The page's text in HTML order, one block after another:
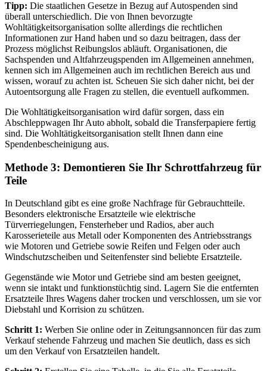
Tipp: Die staatlichen Gesetze in Bezug auf Autospenden sind
überall unterschiedlich. Die von Ihnen bevorzugte
Wohltätigkeitsorganisation sollte allerdings die rechtlichen
Informationen zur Hand haben und so dazu beitragen, dass der
Prozess möglichst Reibungslos abläuft. Organisationen, die
Sachspenden und Altfahrzeugspenden im Allgemeinen annehmen,
kennen sich im Allgemeinen auch im rechtlichen Bereich aus und
wissen, worauf zu achten ist. Scheuen Sie sich daher nicht, bei der
Autoentsorgung alle Fragen zu stellen, die eventuell aufkommen.
Die Wohltätigkeitsorganisation wird dafür sorgen, dass ein
Abschleppwagen Ihr Auto abholt, sobald die Transferpapiere fertig
sind. Die Wohltätigkeitsorganisation stellt Ihnen dann eine
Spendenbescheinigung aus.
Methode 3: Demontieren Sie Ihr Schrottfahrzeug für
Teile
In Deutschland gibt es eine große Nachfrage für Gebrauchtteile.
Besonders elektronische Ersatzteile wie elektrische
Türverriegelungen, Fensterheber und Radios, aber auch
Karosserieteile aus Metall oder Komponenten des Antriebsstrangs
wie Motoren und Getriebe sowie Reifen und Felgen oder auch
Windschutzscheiben und Seitenfenster sind beliebte Ersatzteile.
Gegenstände wie Motor und Getriebe sind am besten geeignet,
wenn sie intakt und funktionstüchtig sind. Lagern Sie die entfernten
Ersatzteile Ihres Wagens daher trocken und verschlossen, um sie vor
Diebstahl und Korrision zu schützen.
Schritt 1: Werben Sie online oder in Zeitungsannoncen für das zum
Verkauf stehende Fahrzeug und machen Sie deutlich, dass es sich
um den Verkauf von Ersatzteilen handelt.